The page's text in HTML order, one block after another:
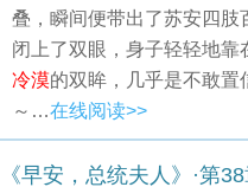
叠，瞬间便带出了苏安四
闭上了双眼，身子轻轻地靠
冷漠的双眸，几乎是不敢
～…在线阅读>>
《早安，总统夫人》·第